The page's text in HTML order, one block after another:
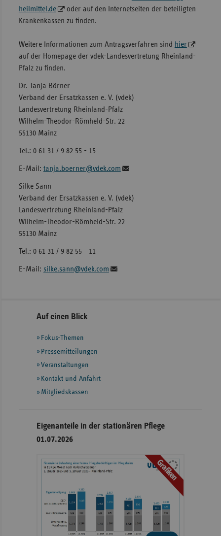
heilmittel.de
oder auf den Internetseiten der beteiligten
Krankenkassen zu finden.
Weitere Informationen zum Antragsverfahren sind hier
auf der Homepage der vdek-Landesvertretung Rheinland-
Pfalz zu finden.
Dr. Tanja Börner
Verband der Ersatzkassen e. V. (vdek)
Landesvertretung Rheinland-Pfalz
Wilhelm-Theodor-Römheld-Str. 22
55130 Mainz
Tel.: 0 61 31 / 9 82 55 - 15
E-Mail: tanja.boerner@vdek.com
Silke Sann
Verband der Ersatzkassen e. V. (vdek)
Landesvertretung Rheinland-Pfalz
Wilhelm-Theodor-Römheld-Str. 22
55130 Mainz
Tel.: 0 61 31 / 9 82 55 - 11
E-Mail: silke.sann@vdek.com
Seitennavigation
Seitenleiste
weiteren
Informationen
Auf einen Blick
Fokus-Themen
Pressemitteilungen
Veranstaltungen
Kontakt und Anfahrt
Mitgliedskassen
Eigenanteile in der stationären Pflege
01.07.2026
Grafiken